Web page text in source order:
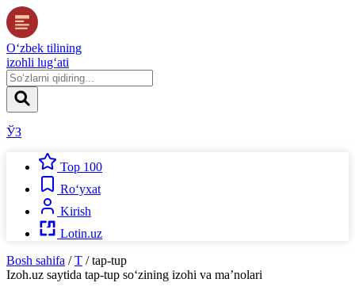
O‘zbek tilining
izohli lug‘ati
ЎЗ
Top 100
Ro‘yxat
Kirish
Lotin.uz
Bosh sahifa / T / tap-tup
Izoh.uz saytida tap-tup so‘zining izohi va ma’nolari